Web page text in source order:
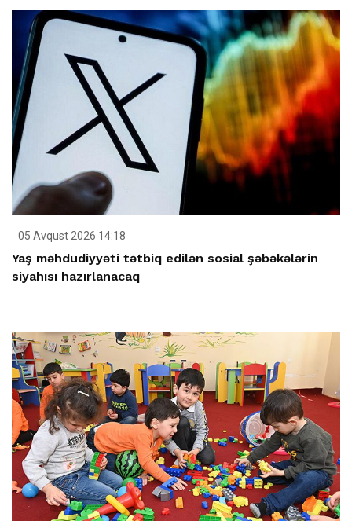
05 Avqust 2026 14:18
Yaş məhdudiyyəti tətbiq edilən sosial şəbəkələrin
siyahısı hazırlanacaq